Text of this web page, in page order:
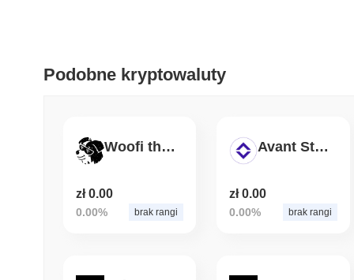
Podobne kryptowaluty
Woofi the genius dog
zł 0.00
0.00% brak rangi
Avant Staked USD
zł 0.00
0.00% brak rangi